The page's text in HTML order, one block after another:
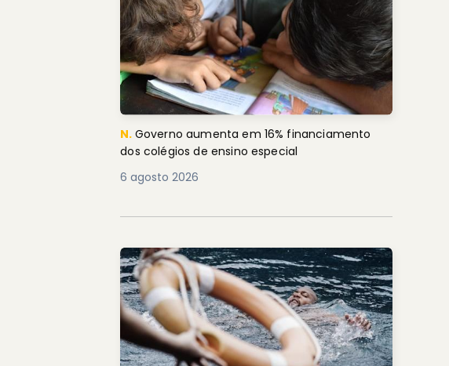
N. Governo aumenta em 16% financiamento
dos colégios de ensino especial
6 agosto 2026